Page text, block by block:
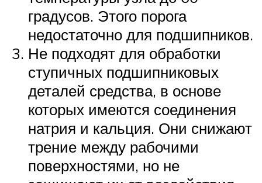
градусов. Этого порога
недостаточно для подшипников.
Не подходят для обработки
ступичных подшипниковых
деталей средства, в основе
которых имеются соединения
натрия и кальция. Они снижают
трение между рабочими
поверхностями, но не